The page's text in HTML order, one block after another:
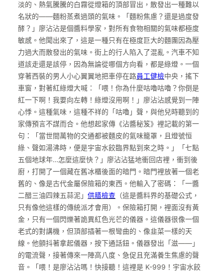
淡的、熱氣騰騰的白霧從燈箱的頂部冒出，散發出一種難以
名狀的——麵粉蒸煮過頭的氣味。「麵粉焦慮？還是過度發
酵？」廖沾沾是個醬料學家，對所有食物相關的氣味都極度
敏感。他聞出來了，這是一種只有在極度巨大的麵團因為壓
力過大而散發出的氣味。街上的行人陷入了混亂。汽車不知
道該走還是該停，因為無論從哪個方向看，都是綠燈。一個
穿著西裝的男人小心翼翼地把車停在路員工健檢中央，搖下
車窗，對著紅綠燈大喊：「喂！你為什麼咕嚕咕嚕？你倒是
紅一下啊！我要向左轉！綠燈沒用啊！」廖沾沾感覺到一陣
心悸。這種氣味，這種不祥的「咕嚕」聲，與他兒時聽到的
家傳預言不謀而合。他想起家傳《沾醬秘笈》裡記載的第一
句：「當世間萬物的交通都被麵皮的氣味籠罩，且燈號恒
綠、聲如湯沸時，便是宇宙水餃臨界點到來之時。」「七點
五個地球年…怎麼這麼快？」廖沾沾猛地衝回店裡，衝到後
廚，打開了一個藏在舊冰櫃後面的暗門。暗門裡放著一個老
舊的、像是古代金屬保險箱的東西。他輸入了密碼：「一醬
二醋三油四辣五蒜泥」 供膳檢查 （這是醬料界的基礎公式，
只有像他這樣的傳統派才會用）。保險箱打開，裡面沒有黃
金，只有一個閃爍著詭異紅色光芒的儀器。這儀器很像一個
老式的對講機，但頂部插著一根彎曲的、像韭菜一樣的天
線。他顫抖著拿起儀器，按下通話鈕。儀器發出「滋——」
的電流聲，接著傳來一陣高八度、急促且充滿養生焦慮的聲
音。「喂！是廖沾沾嗎！快接聽！這裡是 K-999！宇宙水餃